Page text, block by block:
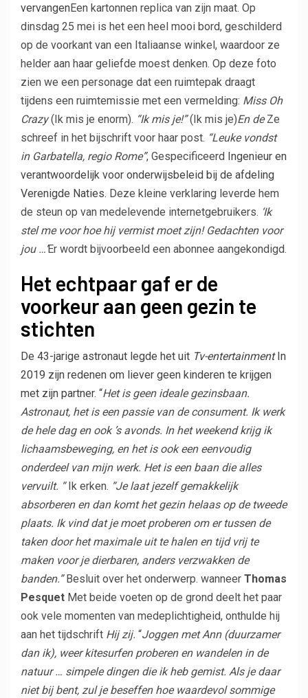
vervangenEen kartonnen replica van zijn maat. Op
dinsdag 25 mei is het een heel mooi bord, geschilderd
op de voorkant van een Italiaanse winkel, waardoor ze
helder aan haar geliefde moest denken. Op deze foto
zien we een personage dat een ruimtepak draagt ​​
tijdens een ruimtemissie met een vermelding: Miss Oh
Crazy(Ik mis je enorm). “Ik mis je!”(Ik mis je)En deZe
schreef in het bijschrift voor haar post. “Leuke vondst
in Garbatella, regio Rome”, Gespecificeerd Ingenieur en
verantwoordelijk voor onderwijsbeleid bij de afdeling
Verenigde Naties. Deze kleine verklaring leverde hem
de steun op van medelevende internetgebruikers. ‘Ik
stel me voor hoe hij vermist moet zijn! Gedachten voor
jou …’Er wordt bijvoorbeeld een abonnee aangekondigd.
Het echtpaar gaf er de
voorkeur aan geen gezin te
stichten
De 43-jarige astronaut legde het uit Tv-entertainmentIn
2019 zijn redenen om liever geen kinderen te krijgen
met zijn partner. “Het is geen ideale gezinsbaan.
Astronaut, het is een passie van de consument. Ik werk
de hele dag en ook ’s avonds. In het weekend krijg ik
lichaamsbeweging, en het is ook een eenvoudig
onderdeel van mijn werk. Het is een baan die alles
vervuilt. “Ik erken. “Je laat jezelf gemakkelijk
absorberen en dan komt het gezin helaas op de tweede
plaats. Ik vind dat je moet proberen om er tussen de
taken door het maximale uit te halen en tijd vrij te
maken voor je dierbaren, anders verzwakken de
banden.” Besluit over het onderwerp. wanneer Thomas
Pesquet Met beide voeten op de grond deelt het paar
ook vele momenten van medeplichtigheid, onthulde hij
aan het tijdschrift Hij zij. “Joggen met Ann (duurzamer
dan ik), weer kitesurfen proberen en wandelen in de
natuur … simpele dingen die ik heb gemist. Als je daar
niet bij bent, zul je beseffen hoe waardevol sommige